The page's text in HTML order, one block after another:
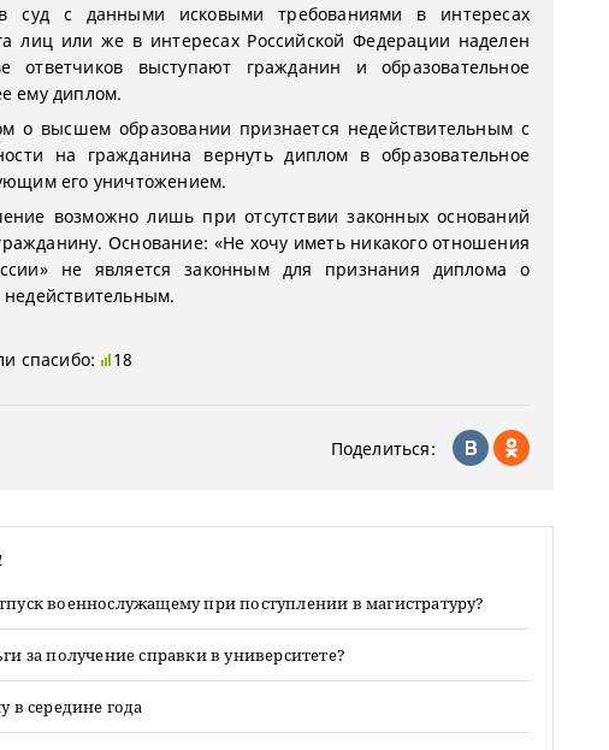
суд с данными исковыми требованиями в интересах
лиц или же в интересах Российской Федерации наделен
ответчиков выступают гражданин и образовательное
ему диплом.
о высшем образовании признается недействительным с
на гражданина вернуть диплом в образовательное
его уничтожением.
возможно лишь при отсутствии законных оснований
Основание: «Не хочу иметь никакого отношения
не является законным для признания диплома о
спасибо: 18
Поделиться:
военнослужащему при поступлении в магистратуру?
за получение справки в университете?
в середине года